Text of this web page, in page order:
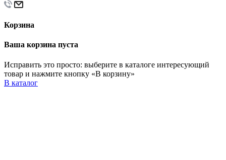
Корзина
Ваша корзина пуста
Исправить это просто: выберите в каталоге интересующий
товар и нажмите кнопку «В корзину»
В каталог